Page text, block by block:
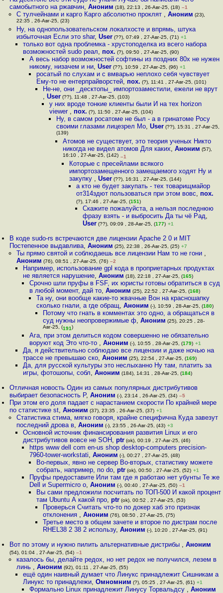
самобытного на ржавчин,Аноним (18), 22:13 , 26-Авг-25, (18) –1
С тулчейнами и карго Карго абсолютно проклят , Аноним (23),
22:35 , 26-Авг-25, (23)
Ну, на однопользовательском локалхосте и впрямь, штука
избыточная Если это shar, User(??), 07:49 , 27-Авг-25, (71) +1
только вот одна проблемка - хрустоподелка из всего набора
возможностей sudo реал, пох. (?), 09:50 , 27-Авг-25, (90)
А весь набор возможностей софтины из поздних 80х не нужен
никому, низачем и ни,User (??), 10:59 , 27-Авг-25, (96) +1
росатый по слухам и с вмварью неплохо себя чувствует
Ему-то не ентерпрайворстей, пох. (?), 11:41 , 27-Авг-25, (101)
Не-не, они _десктопы_ импортозаместили, ежели не врут
, User(??), 11:48 , 27-Авг-25, (103)
у них вроде тонкие клиенты были И на тех horizon
viewer , пох. (?), 11:50 , 27-Авг-25, (104)
Ну, в самом росатоме не был - а в гринатоме Росу
своими глазами лицезрел Мо, User(??), 15:31 , 27-Авг-25,
(139)
Атомов не существует, это теория ученых Никто
никогда не видел атомов Для каких, Аноним (57),
16:10 , 27-Авг-25, (142) –1
Которые с пресейлами всякого
импортозамещенного замещаемого ходят Ну и
закупку ,User (??), 16:31 , 27-Авг-25, (144)
а кто не будет закупать - тех товарищмайор
от314здют пользоваться при этом вовс, пох.
(?), 17:46 , 27-Авг-25, (151)
Скажите пожалуйста, а нельзя последнюю
фразу взять - и выбросить Да ты чё Рад,
User(??), 09:09 , 28-Авг-25, (177) +1
В коде sudo-rs встречаются две лицензии Apache 2 0 и MIT
Постепенное выдавлива,Аноним (25), 22:38 , 26-Авг-25, (25) +7
Ты прямо святой и соблюдаешь все лицензии Нам то не гони ,
Аноним (76), 08:51 , 27-Авг-25, (76) –2
Например, использование gpl кода в проприетарных продуктах
не является нарушение, Аноним (18), 22:18 , 27-Авг-25, (165)
Срочно шли пруфы в FSF, их юристы готовы обратиться в суд
в любой момент, дай то,Аноним (25), 22:52 , 27-Авг-25, (168)
Та ну, они вообще какие-то жвачные Вон на красношапку
сколько гнали, а где обращ, Аноним (-), 10:59 , 28-Авг-25, (180)
Потому что гнать в комментах это одно, а обращаться в
суд нужны неопровержимые ф, Аноним (25), 20:25 , 28-
Авг-25, (191)
Ага, при этом делиться кодом совершенно не обязательно
воруют код Это что-то ,Аноним (-), 10:55 , 28-Авг-25, (179) +1
Да, я действительно соблюдаю все лицензии и даже ночью на
трассе не превышаю ско, Аноним (25), 22:54 , 27-Авг-25, (169)
Да, для русской культуры это неслыханно Ну там, платить за
игры, фотошопы, собл, Аноним (184), 14:31 , 28-Авг-25, (184)
Отличная новость Один из самых популярных дистрибутивов
выбирает безопасность Р,Аноним (-), 23:14 , 26-Авг-25, (34) –5
При этом его доля падает с нарастанием скорости По крайней мере
по статистике st,Аноним (37), 23:35 , 26-Авг-25, (37) +1
Статистика стима, мягко говоря, крайне специфична Куда завезут
последний дрова в, Аноним (-), 23:55 , 26-Авг-25, (43) +3
Основной источник финансирования развития Linux и его
дистрибутивов вовсе не SOH, ptr(ok), 00:19 , 27-Авг-25, (46)
https www dell com en-us shop desktop-computers precision-
7960-tower-workstati,Аноним (-), 00:27 , 27-Авг-25, (48)
Во-первых, явно не сервер Во-вторых, статистику можете
собрать, например, по do, ptr(ok), 00:50 , 27-Авг-25, (52) +1
Пруфы предоставите Или там где я работаю нет убунты Те же
Dell и Supermicro о,Аноним (-), 00:40 , 27-Авг-25, (50) –1
Вы сами предложили посчитать по ТОП-500 И какой процент
там Ubuntu А какой про, ptr(ok), 00:52 , 27-Авг-25, (53)
Проверься Считать что-то по докер хаб это признак
отклонения , Аноним (76), 08:50 , 27-Авг-25, (75)
Третье место в общем зачете и второе по дистрам после
RHEL38 2 38 2 использу, Аноним (-), 10:20 , 27-Авг-25, (91)
Вот по этому и нужно пилить альтернативные дистрибы ,Аноним
(54), 01:04 , 27-Авг-25, (54) –1
казалось бы, делайте редох, но нет редох не получился, лезем в
линь , Аноним (92), 01:11 , 27-Авг-25, (55)
ещё один наивный думает что Линукс принадлежит Сишникам а
Линукс то принадлежи, Омномним (?), 05:25 , 27-Авг-25, (61) +1
Формально Linux принадлежит Линусу Торвальдсу ,Аноним